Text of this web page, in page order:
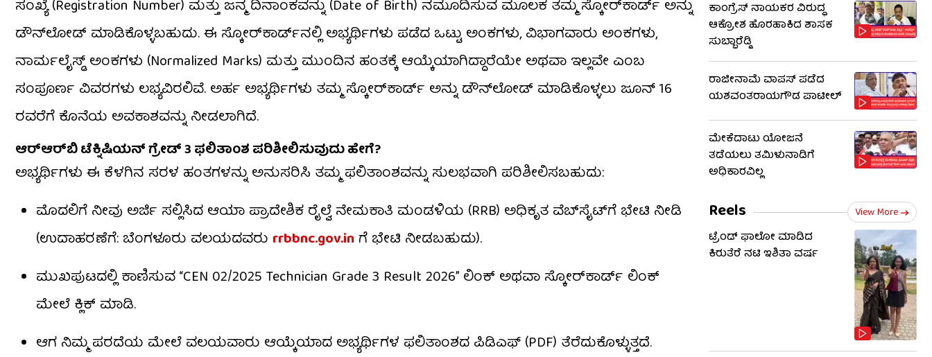
ಸಂಖ್ಯೆ (Registration Number) ಮತ್ತು ಜನ್ಮ ದಿನಾಂಕವನ್ನು (Date of Birth) ನಮೂದಿಸುವ ಮೂಲಕ ತಮ್ಮ ಸ್ಕೋರ್‌ಕಾರ್ಡ್ ಅನ್ನು
ಡೌನ್‌ಲೋಡ್ ಮಾಡಿಕೊಳ್ಳಬಹುದು. ಈ ಸ್ಕೋರ್‌ಕಾರ್ಡ್‌ನಲ್ಲಿ ಅಭ್ಯರ್ಥಿಗಳು ಪಡೆದ ಒಟ್ಟು ಅಂಕಗಳು, ವಿಭಾಗವಾರು ಅಂಕಗಳು,
ನಾರ್ಮಲೈಸ್ಡ್ ಅಂಕಗಳು (Normalized Marks) ಮತ್ತು ಮುಂದಿನ ಹಂತಕ್ಕೆ ಆಯ್ಕೆಯಾಗಿದ್ದಾರೆಯೇ ಅಥವಾ ಇಲ್ಲವೇ ಎಂಬ
ಸಂಪೂರ್ಣ ವಿವರಗಳು ಲಭ್ಯವಿರಲಿವೆ. ಅರ್ಹ ಅಭ್ಯರ್ಥಿಗಳು ತಮ್ಮ ಸ್ಕೋರ್‌ಕಾರ್ಡ್ ಅನ್ನು ಡೌನ್‌ಲೋಡ್ ಮಾಡಿಕೊಳ್ಳಲು ಜೂನ್ 16
ರವರೆಗೆ ಕೊನೆಯ ಅವಕಾಶವನ್ನು ನೀಡಲಾಗಿದೆ.
ಆರ್‌ಆರ್‌ಬಿ ಟೆಕ್ನಿಷಿಯನ್ ಗ್ರೇಡ್ 3 ಫಲಿತಾಂಶ ಪರಿಶೀಲಿಸುವುದು ಹೇಗೆ?
ಅಭ್ಯರ್ಥಿಗಳು ಈ ಕೆಳಗಿನ ಸರಳ ಹಂತಗಳನ್ನು ಅನುಸರಿಸಿ ತಮ್ಮ ಫಲಿತಾಂಶವನ್ನು ಸುಲಭವಾಗಿ ಪರಿಶೀಲಿಸಬಹುದು:
ಮೊದಲಿಗೆ ನೀವು ಅರ್ಜಿ ಸಲ್ಲಿಸಿದ ಆಯಾ ಪ್ರಾದೇಶಿಕ ರೈಲ್ವೆ ನೇಮಕಾತಿ ಮಂಡಳಿಯ (RRB) ಅಧಿಕೃತ ವೆಬ್‌ಸೈಟ್‌ಗೆ ಭೇಟಿ ನೀಡಿ
(ಉದಾಹರಣೆಗೆ: ಬೆಂಗಳೂರು ವಲಯದವರು rrbbnc.gov.in ಗೆ ಭೇಟಿ ನೀಡಬಹುದು).
ಮುಖಪುಟದಲ್ಲಿ ಕಾಣಿಸುವ “CEN 02/2025 Technician Grade 3 Result 2026” ಲಿಂಕ್ ಅಥವಾ ಸ್ಕೋರ್‌ಕಾರ್ಡ್ ಲಿಂಕ್
ಮೇಲೆ ಕ್ಲಿಕ್ ಮಾಡಿ.
ಆಗ ನಿಮ್ಮ ಪರದೆಯ ಮೇಲೆ ವಲಯವಾರು ಆಯ್ಕೆಯಾದ ಅಭ್ಯರ್ಥಿಗಳ ಫಲಿತಾಂಶದ ಪಿಡಿಎಫ್ (PDF) ತೆರೆದುಕೊಳ್ಳುತ್ತದೆ.
ಕಾಂಗ್ರೆಸ್ ನಾಯಕರ ವಿರುದ್ಧ
ಆಕ್ರೋಶ ಹೊರಹಾಕಿದ ಶಾಸಕ
ಸುಬ್ಬಾರೆಡ್ಡಿ
ರಾಜೀನಾಮೆ ವಾಪಸ್ ಪಡೆದ
ಯಶವಂತರಾಯಗೌಡ ಪಾಟೀಲ್
ಮೇಕೆದಾಟು ಯೋಜನೆ
ತಡೆಯಲು ತಮಿಳುನಾಡಿಗೆ
ಅಧಿಕಾರವಿಲ್ಲ
Reels View More
ಟ್ರೆಂಡ್​​ ಫಾಲೋ ಮಾಡಿದ
ಕಿರುತೆರೆ ನಟಿ ಇಶಿತಾ ವರ್ಷ